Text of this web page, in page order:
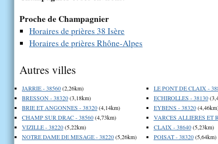
Proche de Champagnier
Horaires de prières 38 Isère
Horaires de prières Rhône-Alpes
Autres villes
JARRIE - 38560(2,26km)
BRESSON - 38320(3,18km)
BRIE ET ANGONNES - 38320(4,14km)
CHAMP SUR DRAC - 38560(4,73km)
VIZILLE - 38220(5,22km)
NOTRE DAME DE MESAGE - 38220(5,26km)
LE PONT DE CLAIX -
ECHIROLLES - 38130
EYBENS - 38320
VARCES ALLIERES ET
CLAIX - 38640(5,23km)
POISAT - 38320(5,64km)